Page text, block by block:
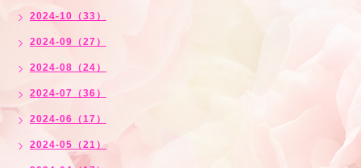
2024-10（33）
2024-09（27）
2024-08（24）
2024-07（36）
2024-06（17）
2024-05（21）